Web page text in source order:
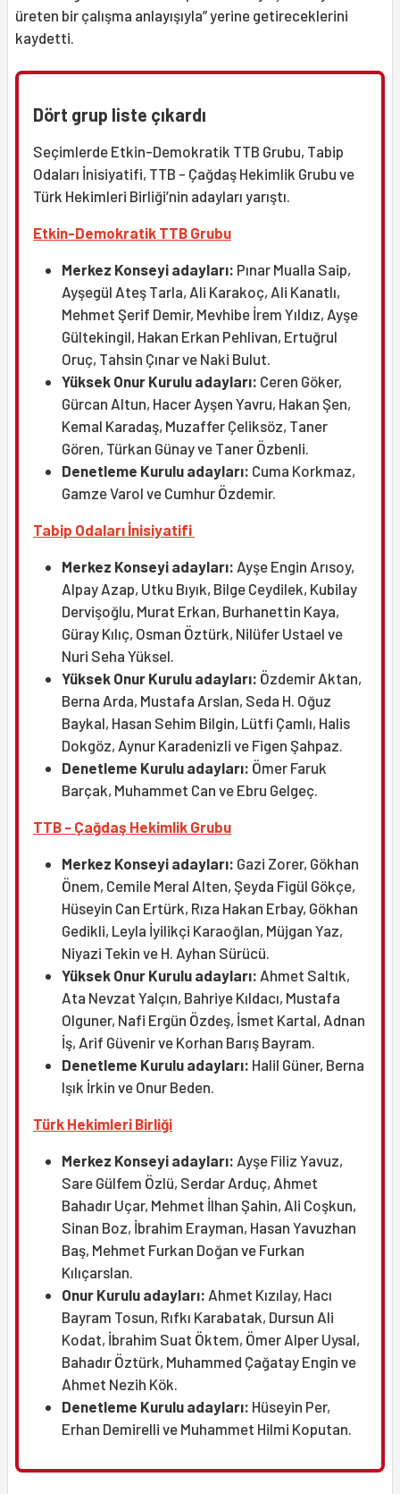
üreten bir çalışma anlayışıyla” yerine getireceklerini
kaydetti.
Dört grup liste çıkardı
Seçimlerde Etkin-Demokratik TTB Grubu, Tabip
Odaları İnisiyatifi, TTB - Çağdaş Hekimlik Grubu ve
Türk Hekimleri Birliği’nin adayları yarıştı.
Etkin-Demokratik TTB Grubu
Merkez Konseyi adayları: Pınar Mualla Saip,
Ayşegül Ateş Tarla, Ali Karakoç, Ali Kanatlı,
Mehmet Şerif Demir, Mevhibe İrem Yıldız, Ayşe
Gültekingil, Hakan Erkan Pehlivan, Ertuğrul
Oruç, Tahsin Çınar ve Naki Bulut.
Yüksek Onur Kurulu adayları: Ceren Göker,
Gürcan Altun, Hacer Ayşen Yavru, Hakan Şen,
Kemal Karadaş, Muzaffer Çeliksöz, Taner
Gören, Türkan Günay ve Taner Özbenli.
Denetleme Kurulu adayları: Cuma Korkmaz,
Gamze Varol ve Cumhur Özdemir.
Tabip Odaları İnisiyatifi
Merkez Konseyi adayları: Ayşe Engin Arısoy,
Alpay Azap, Utku Bıyık, Bilge Ceydilek, Kubilay
Dervişoğlu, Murat Erkan, Burhanettin Kaya,
Güray Kılıç, Osman Öztürk, Nilüfer Ustael ve
Nuri Seha Yüksel.
Yüksek Onur Kurulu adayları: Özdemir Aktan,
Berna Arda, Mustafa Arslan, Seda H. Oğuz
Baykal, Hasan Sehim Bilgin, Lütfi Çamlı, Halis
Dokgöz, Aynur Karadenizli ve Figen Şahpaz.
Denetleme Kurulu adayları: Ömer Faruk
Barçak, Muhammet Can ve Ebru Gelgeç.
TTB - Çağdaş Hekimlik Grubu
Merkez Konseyi adayları: Gazi Zorer, Gökhan
Önem, Cemile Meral Alten, Şeyda Figül Gökçe,
Hüseyin Can Ertürk, Rıza Hakan Erbay, Gökhan
Gedikli, Leyla İyilikçi Karaoğlan, Müjgan Yaz,
Niyazi Tekin ve H. Ayhan Sürücü.
Yüksek Onur Kurulu adayları: Ahmet Saltık,
Ata Nevzat Yalçın, Bahriye Kıldacı, Mustafa
Olguner, Nafi Ergün Özdeş, İsmet Kartal, Adnan
İş, Arif Güvenir ve Korhan Barış Bayram.
Denetleme Kurulu adayları: Halil Güner, Berna
Işık İrkin ve Onur Beden.
Türk Hekimleri Birliği
Merkez Konseyi adayları: Ayşe Filiz Yavuz,
Sare Gülfem Özlü, Serdar Arduç, Ahmet
Bahadır Uçar, Mehmet İlhan Şahin, Ali Coşkun,
Sinan Boz, İbrahim Erayman, Hasan Yavuzhan
Baş, Mehmet Furkan Doğan ve Furkan
Kılıçarslan.
Onur Kurulu adayları: Ahmet Kızılay, Hacı
Bayram Tosun, Rıfkı Karabatak, Dursun Ali
Kodat, İbrahim Suat Öktem, Ömer Alper Uysal,
Bahadır Öztürk, Muhammed Çağatay Engin ve
Ahmet Nezih Kök.
Denetleme Kurulu adayları: Hüseyin Per,
Erhan Demirelli ve Muhammet Hilmi Koputan.